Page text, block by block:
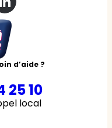
d’aide ?
25 10
local